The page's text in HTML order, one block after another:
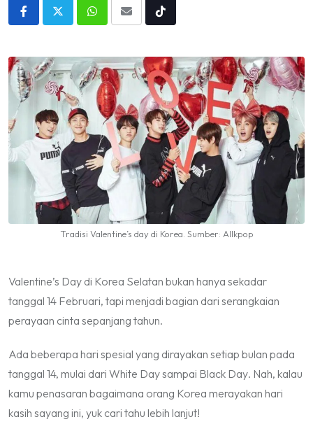
Whatsapp
Share
Email
Tiktok
Tradisi Valentine’s day di Korea. Sumber: Allkpop
Valentine’s Day di Korea Selatan bukan hanya sekadar
tanggal 14 Februari, tapi menjadi bagian dari serangkaian
perayaan cinta sepanjang tahun.
Ada beberapa hari spesial yang dirayakan setiap bulan pada
tanggal 14, mulai dari White Daysampai Black Day. Nah, kalau
kamu penasaran bagaimana orang Korea merayakan hari
kasih sayang ini, yuk cari tahu lebih lanjut!